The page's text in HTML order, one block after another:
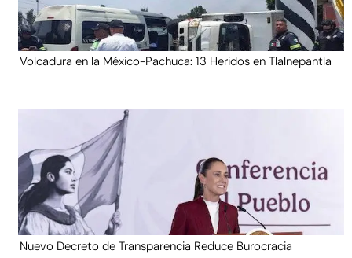
Volcadura en la México-Pachuca: 13 Heridos en Tlalnepantla
Nuevo Decreto de Transparencia Reduce Burocracia